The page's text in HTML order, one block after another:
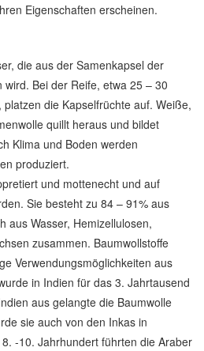
Eigenschaften erscheinen.
die aus der Samenkapsel der
Bei der Reife, etwa 25 – 30
die Kapselfrüchte auf. Weiße,
quillt heraus und bildet
Klima und Boden werden
produziert.
und mottenecht und auf
Sie besteht zu 84 – 91% aus
aus Wasser, Hemizellulosen,
zusammen. Baumwollstoffe
Verwendungsmöglichkeiten aus
in Indien für das 3. Jahrtausend
aus gelangte die Baumwolle
sie auch von den Inkas in
-10. Jahrhundert führten die Araber